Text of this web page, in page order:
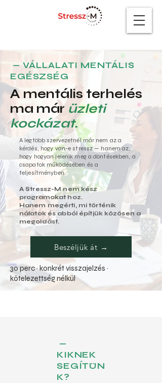
— VÁLLALATI MENTÁLIS
EGÉSZSÉG
A mentális terhelés
ma már üzleti
kockázat.
A legtöbb szervezetnél már nem az a
kérdés, hogy van-e stressz — hanem az,
hogy hogyan jelenik meg a döntésekben, a
csapatok működésében és a
teljesítményben.
A Stressz-M nem kész
programokat hoz.
Hanem megérti, mi történik
nálatok és abból építjük közösen a
megoldást.
Beszéljük át →
30 perc · konkrét visszajelzés ·
kötelezettség nélkül
—
KIKNEK
SEGÍTÜN
K?